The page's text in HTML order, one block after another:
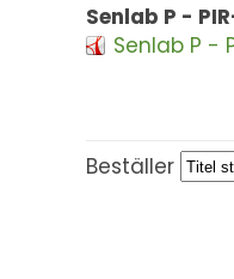
Senlab P -
Senlab P -
Beställer